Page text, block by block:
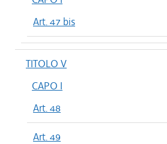
Art. 47 bis
TITOLO V
CAPO I
Art. 48
Art. 49